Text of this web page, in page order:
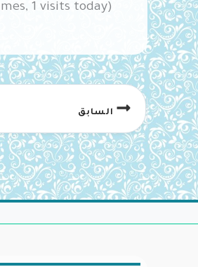
(Visited 70 times, 1 visits today)
السابق